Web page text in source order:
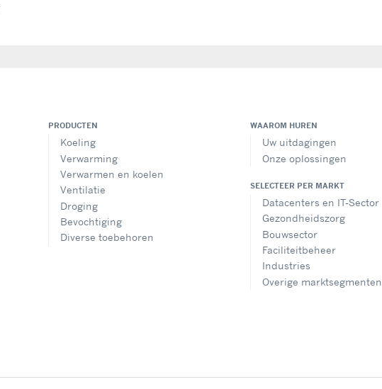
PRODUCTEN
Koeling
Verwarming
Verwarmen en koelen
Ventilatie
Droging
Bevochtiging
Diverse toebehoren
WAAROM HUREN
Uw uitdagingen
Onze oplossingen
SELECTEER PER MARKT
Datacenters en IT-Sector
Gezondheidszorg
Bouwsector
Faciliteitbeheer
Industries
Overige marktsegmenten